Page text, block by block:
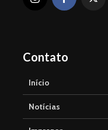
Contato
Início
Notícias